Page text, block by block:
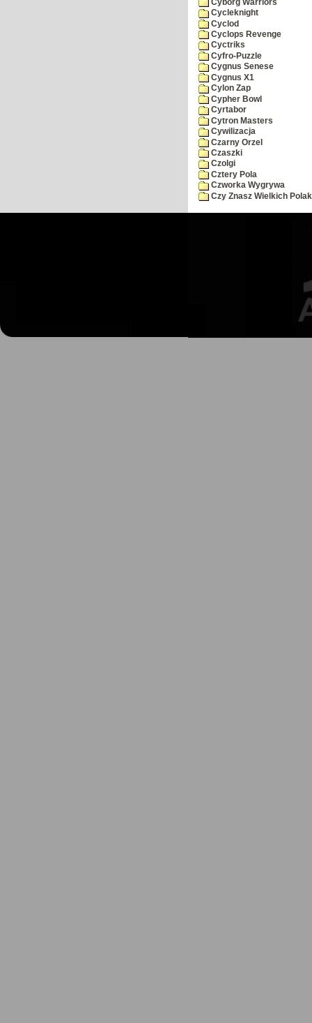
Cyborg Warriors
Cycleknight
Cyclod
Cyclops Revenge
Cyctriks
Cyfro-Puzzle
Cygnus Senese
Cygnus X1
Cylon Zap
Cypher Bowl
Cyrtabor
Cytron Masters
Cywilizacja
Czarny Orzel
Czaszki
Czolgi
Cztery Pola
Czworka Wygrywa
Czy Znasz Wielkich